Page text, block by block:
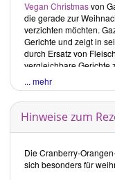
Vegan Christmasvon
die gerade zur
verzichten möchten.
Gerichte und zeigt in
durch Ersatz von
vergleichbare Gerichte
unkompliziert und
Zubereitung. Da der
steht, sind viele der
gesund.
besonders gesunden
belassen wir zwar im
... mehr
Hinweise zum
Die Cranberry-
sich besonders für